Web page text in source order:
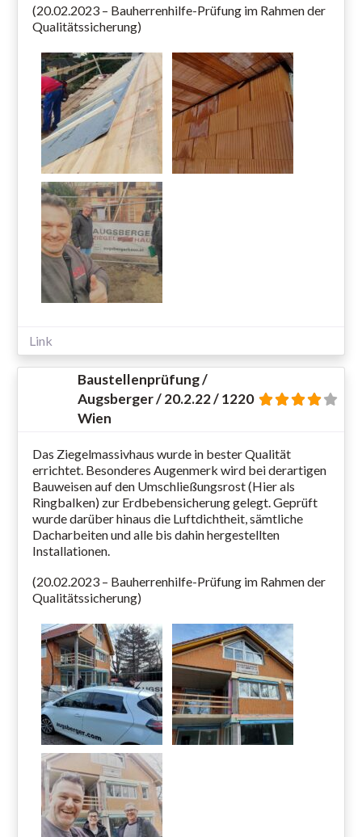
(20.02.2023 – Bauherrenhilfe-Prüfung im Rahmen der
Qualitätssicherung)
Link
Baustellenprüfung /
Augsberger / 20.2.22 / 1220
Wien
Das Ziegelmassivhaus wurde in bester Qualität
errichtet. Besonderes Augenmerk wird bei derartigen
Bauweisen auf den Umschließungsrost (Hier als
Ringbalken) zur Erdbebensicherung gelegt. Geprüft
wurde darüber hinaus die Luftdichtheit, sämtliche
Dacharbeiten und alle bis dahin hergestellten
Installationen.
(20.02.2023 – Bauherrenhilfe-Prüfung im Rahmen der
Qualitätssicherung)